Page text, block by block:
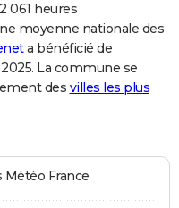
061 heures
moyenne nationale des
a bénéficié de
La commune se
des villes les plus
Météo France